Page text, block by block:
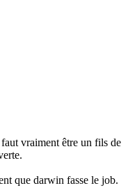
vraiment être un fils de
que darwin fasse le job.